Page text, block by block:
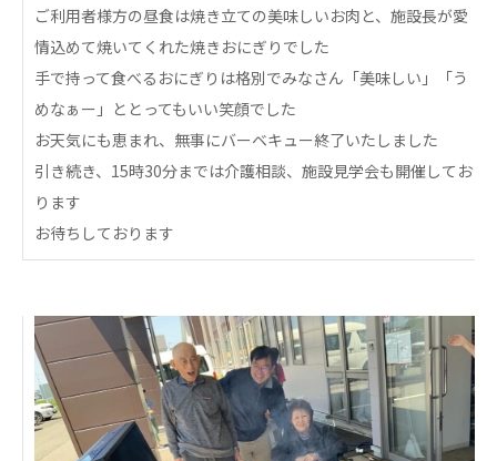
福ふく
せきれい
医療（共に生きる仲間達）
医療法人社団 美翔会
聖心美容クリニック
S-Labo（渋谷院）
フォレストデンタルクリニック
医療法人 共生会
松園病院介護医療院
松園第二病院
複合ケアセンターまつぞの
ご利用者様方の昼食は焼き立ての美味しいお肉と、施設長が愛
情込めて焼いてくれた焼きおにぎりでした
手で持って食べるおにぎりは格別でみなさん「美味しい」「う
めなぁー」ととってもいい笑顔でした
お天気にも恵まれ、無事にバーベキュー終了いたしました
引き続き、15時30分までは介護相談、施設見学会も開催してお
ります
お待ちしております